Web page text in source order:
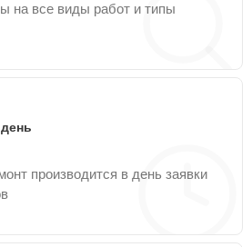
на все виды работ и типы
производится в день заявки